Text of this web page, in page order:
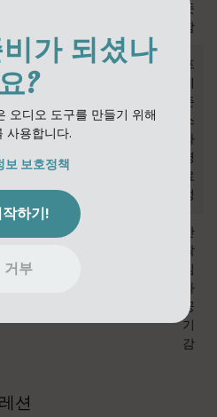
가 되셨나
요?
오디오 도구를 만들기 위해
사용합니다.
보 보호정책
하기!
거부
뜻
함
레이쇼 3:1,
빠른 어택
30%
프
레
즌
스
와
명
료
성
레이쇼 5:1,
반
짝
임
과
공
기
감
션